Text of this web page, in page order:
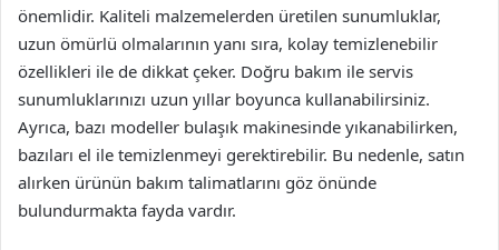
önemlidir. Kaliteli malzemelerden üretilen sunumluklar,
uzun ömürlü olmalarının yanı sıra, kolay temizlenebilir
özellikleri ile de dikkat çeker. Doğru bakım ile servis
sunumluklarınızı uzun yıllar boyunca kullanabilirsiniz.
Ayrıca, bazı modeller bulaşık makinesinde yıkanabilirken,
bazıları el ile temizlenmeyi gerektirebilir. Bu nedenle, satın
alırken ürünün bakım talimatlarını göz önünde
bulundurmakta fayda vardır.